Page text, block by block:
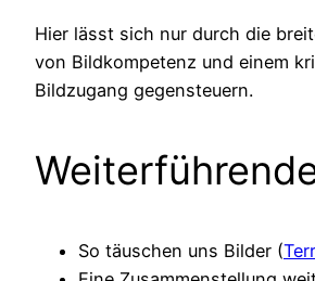
Hier lässt sich nur durch die
von Bildkompetenz und einem
Bildzugang gegensteuern.
So täuschen uns Bilder (